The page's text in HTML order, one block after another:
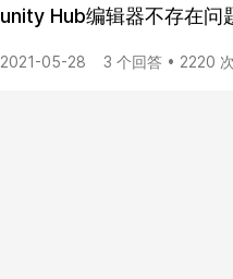
unity Hub编辑器不存在问
2021-05-28 3 个回答 • 2220